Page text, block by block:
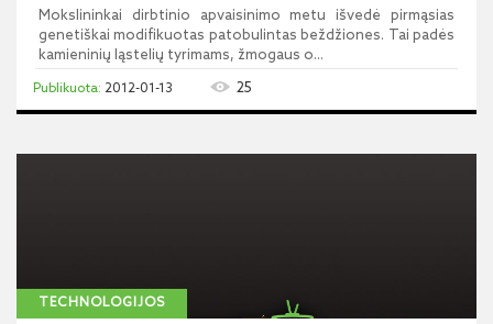
Mokslininkai dirbtinio apvaisinimo metu išvedė pirmąsias
genetiškai modifikuotas patobulintas beždžiones. Tai padės
kamieninių ląstelių tyrimams, žmogaus o...
2012-01-13 25
TECHNOLOGIJOS